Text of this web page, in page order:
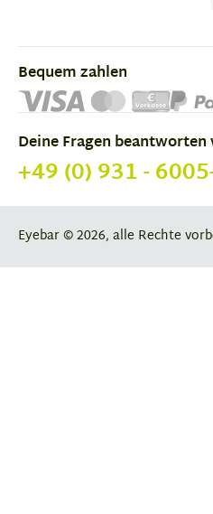
Bequem zahlen
Deine Fragen
+49 (0) 931 -
Eyebar © 2026, alle Rechte